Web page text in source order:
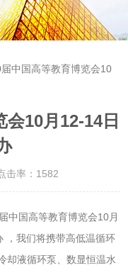
中国高等教育博览会10
10月12-14日
击率：1582
中国高等教育博览会10月
，我们将携带高低温循环
却液循环泵、数显恒温水